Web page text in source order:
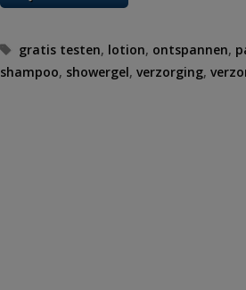
Tags
gratis testen, lotion, ontspannen,
shampoo, showergel, verzorging,